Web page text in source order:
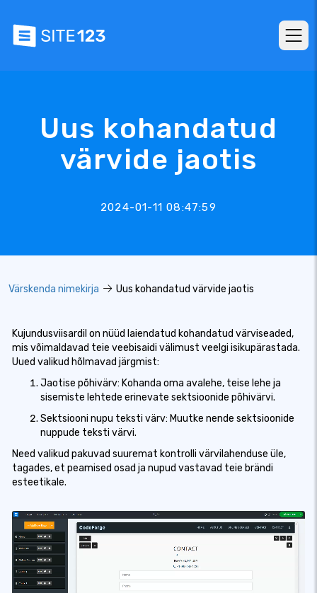
Uus kohandatud
värvide jaotis
2024-01-11 08:47:59
Värskenda nimekirja Uus kohandatud värvide jaotis
Kujundusviisardil on nüüd laiendatud kohandatud värviseaded,
mis võimaldavad teie veebisaidi välimust veelgi isikupärastada.
Uued valikud hõlmavad järgmist:
Jaotise põhivärv: Kohanda oma avalehe, teise lehe ja
sisemiste lehtede erinevate sektsioonide põhivärvi.
Sektsiooni nupu teksti värv: Muutke nende sektsioonide
nuppude teksti värvi.
Need valikud pakuvad suuremat kontrolli värvilahenduse üle,
tagades, et peamised osad ja nupud vastavad teie brändi
esteetikale.